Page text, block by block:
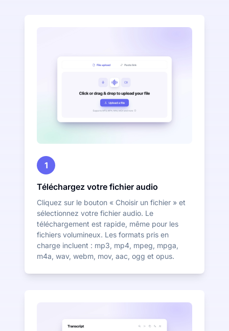
1
Téléchargez votre fichier audio
Cliquez sur le bouton « Choisir un fichier » et
sélectionnez votre fichier audio. Le
téléchargement est rapide, même pour les
fichiers volumineux. Les formats pris en
charge incluent : mp3, mp4, mpeg, mpga,
m4a, wav, webm, mov, aac, ogg et opus.